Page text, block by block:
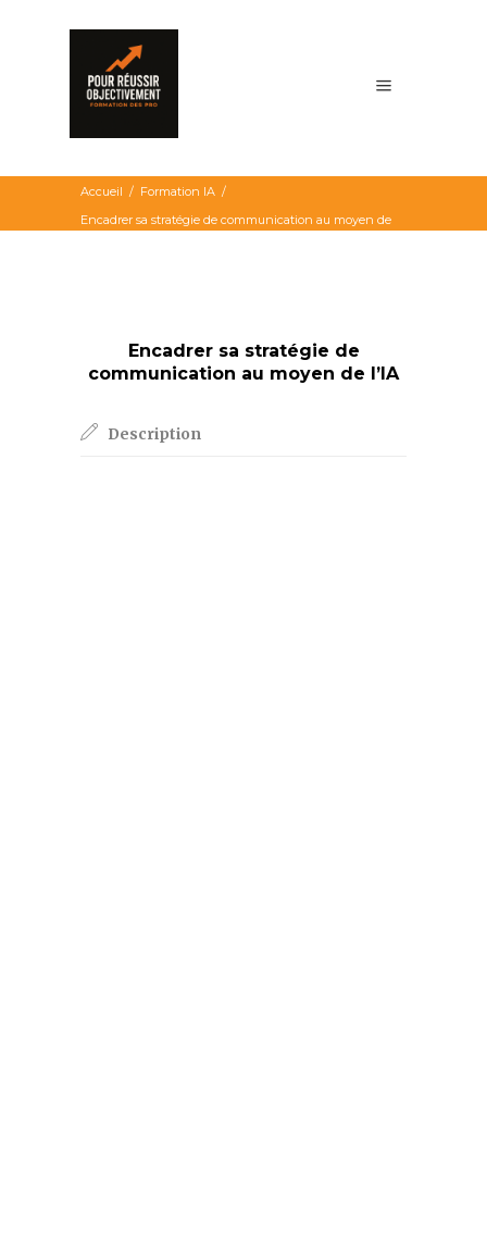
Accueil / Formation IA /
Encadrer sa stratégie de communication au moyen de
Encadrer sa stratégie de
communication au moyen de l’IA
Description